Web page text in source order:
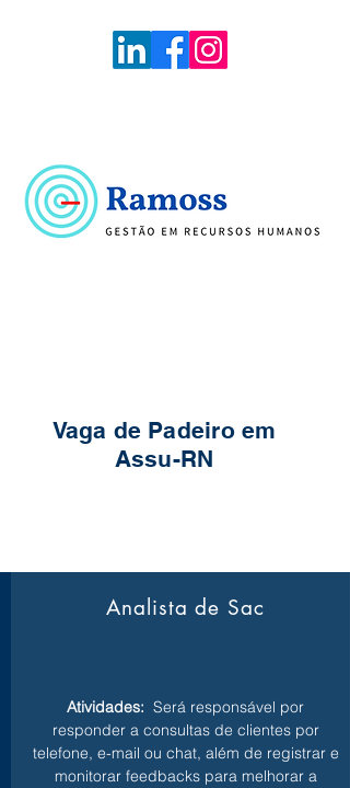
Vaga de Padeiro em
Assu-RN
Analista de Sac
Atividades: Será responsável por
responder a consultas de clientes por
telefone, e-mail ou chat, além de registrar e
monitorar feedbacks para melhorar a